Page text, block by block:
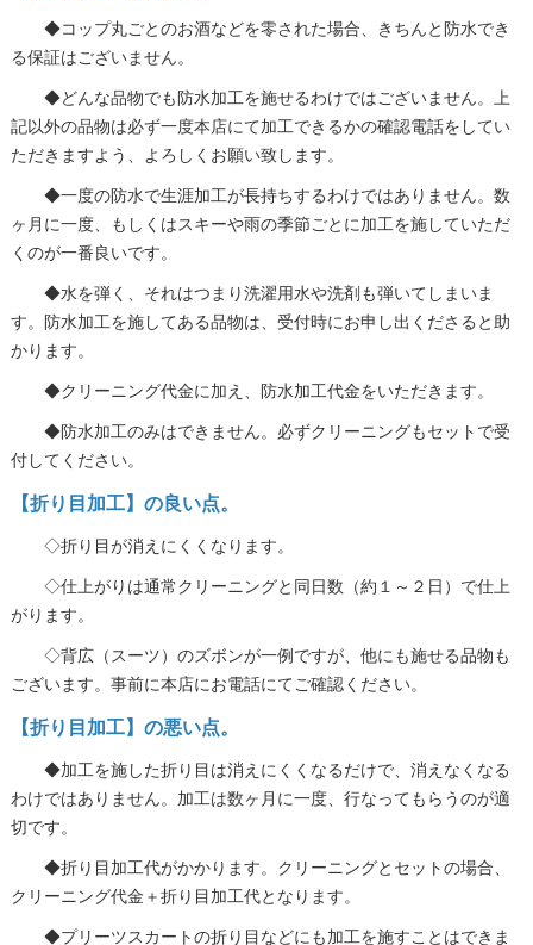
◆コップ丸ごとのお酒などを零された場合、きちんと防水でき
る保証はございません。
◆どんな品物でも防水加工を施せるわけではございません。上
記以外の品物は必ず一度本店にて加工できるかの確認電話をしてい
ただきますよう、よろしくお願い致します。
◆一度の防水で生涯加工が長持ちするわけではありません。数
ヶ月に一度、もしくはスキーや雨の季節ごとに加工を施していただ
くのが一番良いです。
◆水を弾く、それはつまり洗濯用水や洗剤も弾いてしまいま
す。防水加工を施してある品物は、受付時にお申し出くださると助
かります。
◆クリーニング代金に加え、防水加工代金をいただきます。
◆防水加工のみはできません。必ずクリーニングもセットで受
付してください。
【折り目加工】の良い点。
◇折り目が消えにくくなります。
◇仕上がりは通常クリーニングと同日数（約１～２日）で仕上
がります。
◇背広（スーツ）のズボンが一例ですが、他にも施せる品物も
ございます。事前に本店にお電話にてご確認ください。
【折り目加工】の悪い点。
◆加工を施した折り目は消えにくくなるだけで、消えなくなる
わけではありません。加工は数ヶ月に一度、行なってもらうのが適
切です。
◆折り目加工代がかかります。クリーニングとセットの場合、
クリーニング代金＋折り目加工代となります。
◆プリーツスカートの折り目などにも加工を施すことはできま